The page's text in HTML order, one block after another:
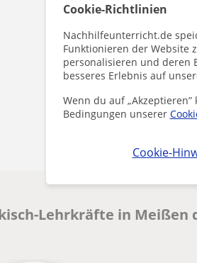
Cookie-Richtlinien
Nachhilfeunterricht.de
Funktionieren der Website
personalisieren und deren
besseres Erlebnis auf
Wenn du auf
Bedingungen unserer
Cookie-
Enthält
Lehrkräfte in